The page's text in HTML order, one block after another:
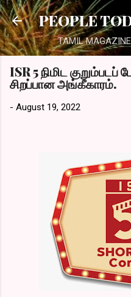
Skip to
PEOPLE
TAMIL MAGAZINE
ISR 5 நிமிட குறும்படப்
சிறப்பான அங்கீகாரம்.
- August 19, 2022